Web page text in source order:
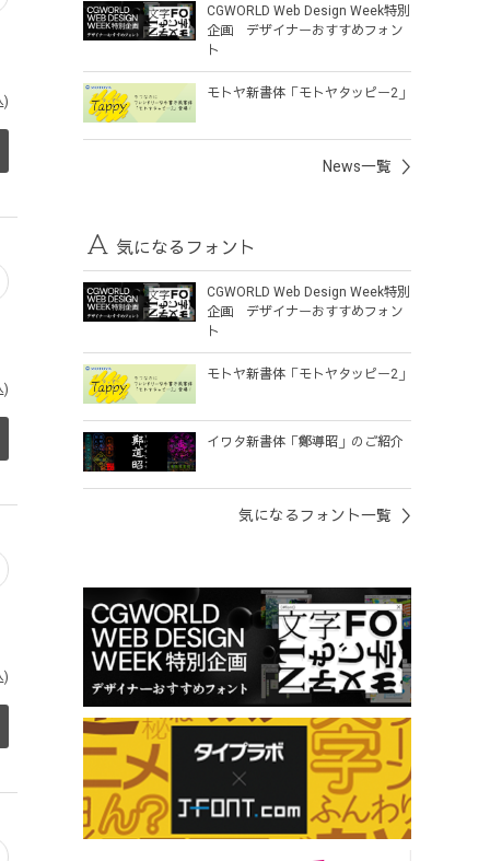
)
)
)
CGWORLD Web Design Week特別
企画 デザイナーおすすめフォン
ト
モトヤ新書体「モトヤタッピー2」
News一覧
気になるフォント
CGWORLD Web Design Week特別
企画 デザイナーおすすめフォン
ト
モトヤ新書体「モトヤタッピー2」
イワタ新書体「鄭導昭」のご紹介
気になるフォント一覧